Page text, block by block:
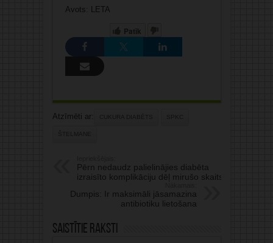
Avots: LETA
Patīk
Atzīmēti ar: CUKURA DIABĒTS SPKC
ŠTELMANE
Pērn nedaudz palielinājies diabēta
izraisīto komplikāciju dēļ mirušo skaits
Dumpis: Ir maksimāli jāsamazina
antibiotiku lietošana
Saistītie raksti